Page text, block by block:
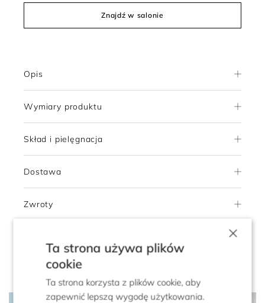
Znajdź w salonie
Opis
Wymiary produktu
Skład i pielęgnacja
Dostawa
Zwroty
5.0
×
Ta strona używa plików
cookie
Ta strona korzysta z plików cookie, aby
zapewnić lepszą wygodę użytkowania.